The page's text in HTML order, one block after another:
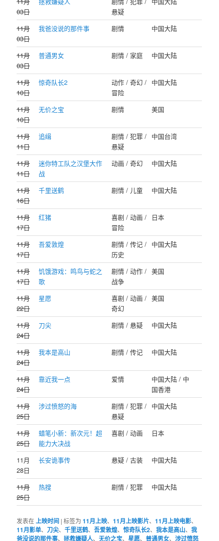
03日
悬疑
11月
03日
我爸没说的那件事 剧情 中国大陆
11月
03日
普通男女 剧情 / 家庭 中国大陆
11月
10日
惊奇队长2
动作 / 奇幻 /
冒险
中国大陆
11月
10日
无价之宝 剧情 美国
11月
11日
追缉
剧情 / 犯罪 /
悬疑
中国台湾
11月
11日
迷你特工队之汉堡大作
战
动画 / 奇幻 中国大陆
11月
16日
千里送鹤 剧情 / 儿童 中国大陆
11月
17日
红猪
喜剧 / 动画 /
冒险
日本
11月
17日
吾爱敦煌
剧情 / 传记 /
历史
中国大陆
11月
17日
饥饿游戏：鸣鸟与蛇之
歌
剧情 / 动作 /
战争
美国
11月
22日
星愿
喜剧 / 动画 /
奇幻
美国
11月
24日
刀尖 剧情 / 悬疑 中国大陆
11月
24日
我本是高山 剧情 / 传记 中国大陆
11月
24日
靠近我一点 爱情
中国大陆 / 中
国香港
11月
25日
涉过愤怒的海
剧情 / 犯罪 /
悬疑
中国大陆
11月
25日
蜡笔小新：新次元！超
能力大决战
喜剧 / 动画 日本
11月
28日
长安诡事传 悬疑 / 古装 中国大陆
11月
25日
热搜 剧情 / 犯罪 中国大陆
发表在上映时间 |标签为 11月上映、11月上映影片、11月上映电影、
11月影单、 刀尖、千里送鹤、吾爱敦煌、惊奇队长2、我本是高山、我
爸没说的那件事、拯救嫌疑人、无价之宝、星愿、普通男女、涉过愤怒